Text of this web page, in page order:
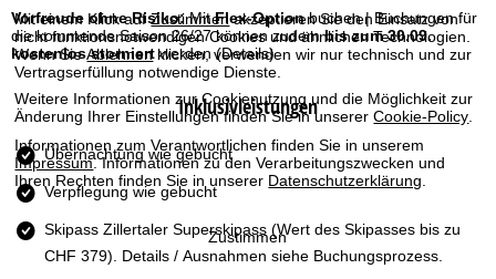
Mit einem Klick aufZustimmenakzeptieren Sie den Einsatz von
nicht funktionsnotwendigen Cookies und ähnlichen Technologien.
Wenn SieAblehnenklicken, verwenden wir nur technisch und zur
Vertragserfüllung notwendige Dienste.
Weitere Informationen zur Cookienutzung und die Möglichkeit zur
Änderung Ihrer Einstellungen finden Sie in unsererCookie-Policy
Informationen zum Verantwortlichen finden Sie in unserem
Impressum. Informationen zu den Verarbeitungszwecken und
Ihren Rechten finden Sie in unserer Datenschutzerklärung
Zustimmen
e
i
t
e
Vorfreude ohne Risiko:MitFlex-Optionbuchen | Buchungen für
die kommende Saison 26/27 können zudembis zum 30.09.
kostenlos storniertwerden(Details)
Inklusivleistungen
Übernachtung wie gebucht
Verpflegung wie gebucht
Skipass Zillertaler Superskipass (Wert des Skipasses bis zu
CHF 379). Details / Ausnahmen siehe Buchungsprozess.